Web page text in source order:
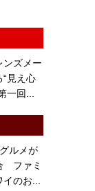
ズメー
見え心
一回...
ルメが
ファミ
のお...